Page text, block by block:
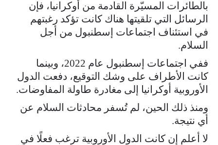
بالطائرات المسيّرة القادمة من أوكرانيا، فإن
الرسائل التي تلقيتها هناك كانت تؤكد رغبتهم
في استئناف اجتماعات إسطنبول من أجل
السلام.
ففي اجتماعات إسطنبول عام 2022، وبينما
كانت الأطراف على وشك التوقيع، دفعت الدول
الأوروبية أوكرانيا إلى مغادرة طاولة المفاوضات.
ومنذ ذلك الحين، لم تُسفر محادثات السلام عن
أي نتيجة.
لا أعلم إن كانت الدول الأوروبية ترغب فعلًا في